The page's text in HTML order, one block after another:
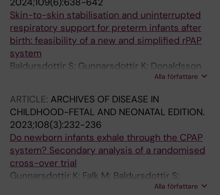
Skin-to-skin stabilisation and uninterrupted
respiratory support for preterm infants after
birth: feasibility of a new and simplified rPAP
system
Baldursdottir S; Gunnarsdottir K; Donaldsson
Alla författare
ARTICLE: ARCHIVES OF DISEASE IN
CHILDHOOD-FETAL AND NEONATAL EDITION.
2023;108(3):232-236
Do newborn infants exhale through the CPAP
system? Secondary analysis of a randomised
cross-over trial
Gunnarsdottir K; Falk M; Baldursdottir S;
Donaldsson S; Jonsson B; Drevhammar T
Alla författare